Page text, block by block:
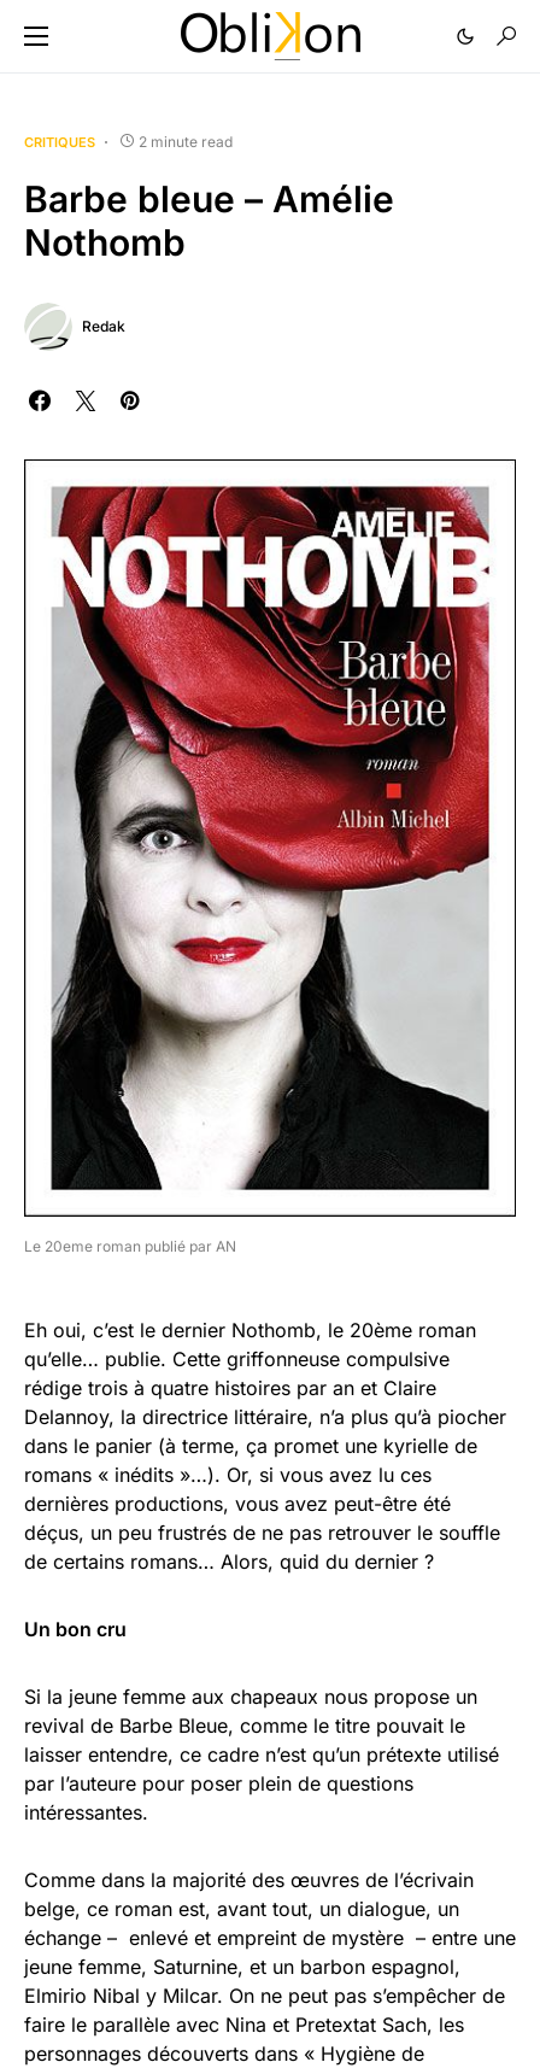
CRITIQUES 2 minute read
Barbe bleue – Amélie
Nothomb
Redak
Le 20eme roman publié par AN
Eh oui, c’est le dernier Nothomb, le 20ème roman
qu’elle… publie. Cette griffonneuse compulsive
rédige trois à quatre histoires par an et Claire
Delannoy, la directrice littéraire, n’a plus qu’à piocher
dans le panier (à terme, ça promet une kyrielle de
romans « inédits »…). Or, si vous avez lu ces
dernières productions, vous avez peut-être été
déçus, un peu frustrés de ne pas retrouver le souffle
de certains romans… Alors, quid du dernier ?
Un bon cru
Si la jeune femme aux chapeaux nous propose un
revival de Barbe Bleue, comme le titre pouvait le
laisser entendre, ce cadre n’est qu’un prétexte utilisé
par l’auteure pour poser plein de questions
intéressantes.
Comme dans la majorité des œuvres de l’écrivain
belge, ce roman est, avant tout, un dialogue, un
échange – enlevé et empreint de mystère – entre une
jeune femme, Saturnine, et un barbon espagnol,
Elmirio Nibal y Milcar. On ne peut pas s’empêcher de
faire le parallèle avec Nina et Pretextat Sach, les
personnages découverts dans « Hygiène de